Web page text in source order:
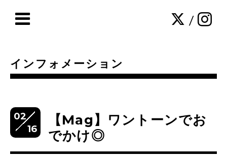
/
インフォメーション
02
16
【Mag】ワントーンでお
でかけ◎